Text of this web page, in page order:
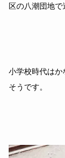
区の八潮団地で
小学校時代はか
そうです。